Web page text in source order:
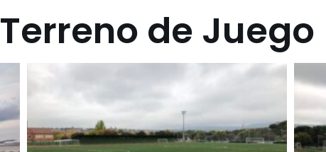
Terreno de Juego